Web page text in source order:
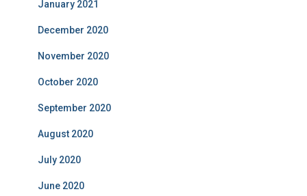
January 2021
December 2020
November 2020
October 2020
September 2020
August 2020
July 2020
June 2020